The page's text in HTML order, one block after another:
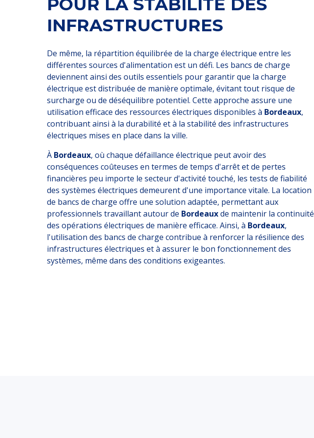
INFRASTRUCTURES
De même, la répartition équilibrée de la charge électrique entre les
différentes sources d'alimentation est un défi. Les bancs de charge
deviennent ainsi des outils essentiels pour garantir que la charge
électrique est distribuée de manière optimale, évitant tout risque de
surcharge ou de déséquilibre potentiel. Cette approche assure une
utilisation efficace des ressources électriques disponibles à Bordeaux,
contribuant ainsi à la durabilité et à la stabilité des infrastructures
électriques mises en place dans la ville.
À Bordeaux, où chaque défaillance électrique peut avoir des
conséquences coûteuses en termes de temps d'arrêt et de pertes
financières peu importe le secteur d'activité touché, les tests de fiabilité
des systèmes électriques demeurent d'une importance vitale. La location
de bancs de charge offre une solution adaptée, permettant aux
professionnels travaillant autour de Bordeauxde maintenir la continuité
des opérations électriques de manière efficace. Ainsi, à Bordeaux,
l'utilisation des bancs de charge contribue à renforcer la résilience des
infrastructures électriques et à assurer le bon fonctionnement des
systèmes, même dans des conditions exigeantes.